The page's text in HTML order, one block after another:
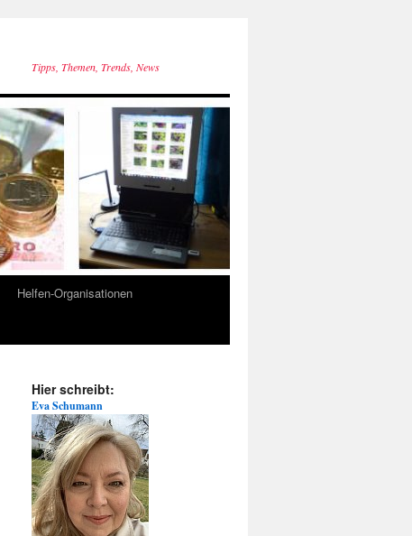
Tipps, Themen, Trends, News
Helfen-Organisationen
Hier schreibt:
Eva Schumann